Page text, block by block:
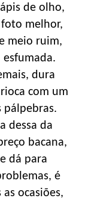
de olho,
melhor,
meio ruim,
esfumada.
dura
com um
pálpebras.
dessa da
bacana,
dá para
é
ocasiões,